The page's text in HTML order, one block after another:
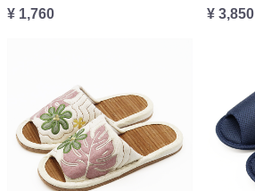
¥ 1,760 ¥ 3,850